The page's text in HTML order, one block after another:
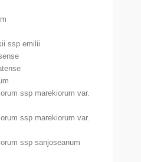
ssp emilii
ssp marekiorum var.
ssp marekiorum var.
ssp sanjoseanum